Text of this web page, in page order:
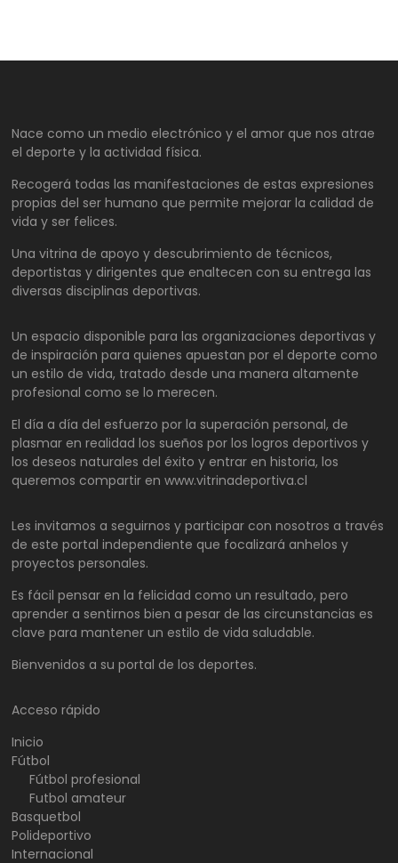
Nace como un medio electrónico y el amor que nos atrae
el deporte y la actividad física.
Recogerá todas las manifestaciones de estas expresiones
propias del ser humano que permite mejorar la calidad de
vida y ser felices.
Una vitrina de apoyo y descubrimiento de técnicos,
deportistas y dirigentes que enaltecen con su entrega las
diversas disciplinas deportivas.
Un espacio disponible para las organizaciones deportivas y
de inspiración para quienes apuestan por el deporte como
un estilo de vida, tratado desde una manera altamente
profesional como se lo merecen.
El día a día del esfuerzo por la superación personal, de
plasmar en realidad los sueños por los logros deportivos y
los deseos naturales del éxito y entrar en historia, los
queremos compartir en www.vitrinadeportiva.cl
Les invitamos a seguirnos y participar con nosotros a través
de este portal independiente que focalizará anhelos y
proyectos personales.
Es fácil pensar en la felicidad como un resultado, pero
aprender a sentirnos bien a pesar de las circunstancias es
clave para mantener un estilo de vida saludable.
Bienvenidos a su portal de los deportes.
Acceso rápido
Inicio
Fútbol
Fútbol profesional
Futbol amateur
Basquetbol
Polideportivo
Internacional